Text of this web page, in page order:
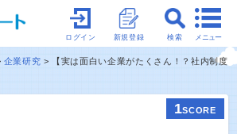
メニュー
検索
新規登録
ログイン
企業研究
【実は面白い企業がたくさん！？社内制度
1SCORE